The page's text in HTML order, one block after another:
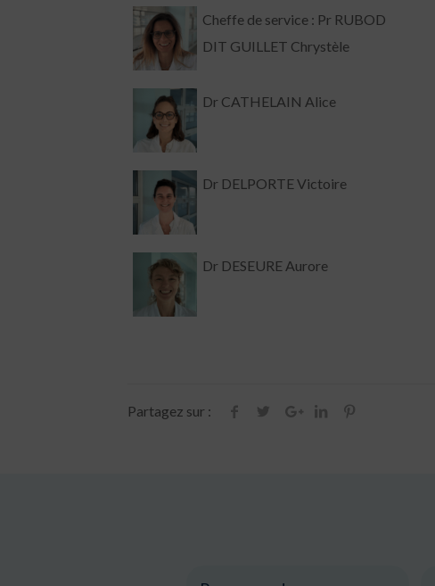
Cheffe de service : Pr RUBOD
DIT GUILLET Chrystèle
Dr CATHELAIN Alice
Dr DELPORTE Victoire
Dr DESEURE Aurore
Partagez sur :